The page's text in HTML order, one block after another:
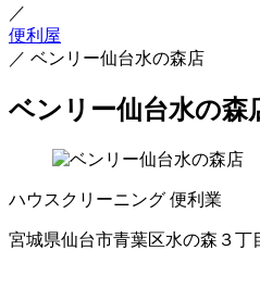
／
便利屋
／ ベンリー仙台水の森店
ベンリー仙台水の森
ハウスクリーニング 便利業
宮城県仙台市青葉区水の森３丁